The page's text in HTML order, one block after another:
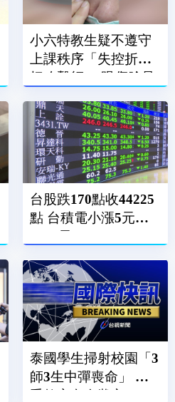
小六特教生疑不遵守
上課秩序「失控折掃
把攻擊師」 眼傷臉骨
台股跌170點收44225
點 台積電小漲5元收
泰國學生掃射校園「3
師3生中彈喪命」 槍
手教室內自戕亡